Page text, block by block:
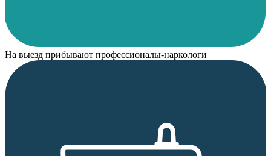
На выезд прибывают профессионалы-наркологи